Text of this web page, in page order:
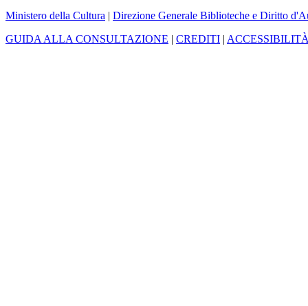
Ministero della Cultura | Direzione Generale Biblioteche e Diritto
GUIDA ALLA CONSULTAZIONE | CREDITI |